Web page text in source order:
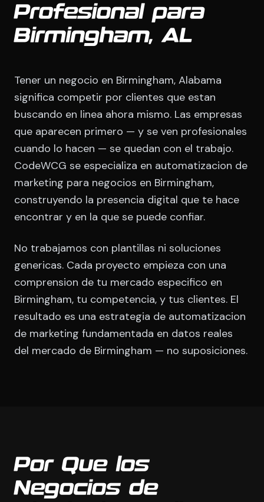
Profesional para
Birmingham, AL
Tener un negocio en Birmingham, Alabama
significa competir por clientes que estan
buscando en linea ahora mismo. Las empresas
que aparecen primero — y se ven profesionales
cuando lo hacen — se quedan con el trabajo.
CodeWCG se especializa en automatizacion de
marketing para negocios en Birmingham,
construyendo la presencia digital que te hace
encontrar y en la que se puede confiar.
No trabajamos con plantillas ni soluciones
genericas. Cada proyecto empieza con una
comprension de tu mercado especifico en
Birmingham, tu competencia, y tus clientes. El
resultado es una estrategia de automatizacion
de marketing fundamentada en datos reales
del mercado de Birmingham — no suposiciones.
Por Que los
Negocios de